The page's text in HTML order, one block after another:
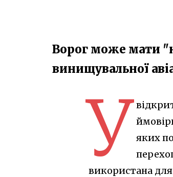
Ворог може мати
винищувальної
У яких
використана